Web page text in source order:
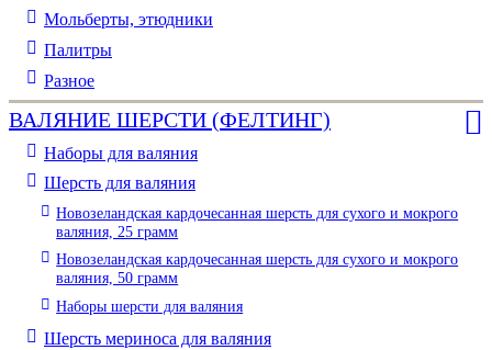
Мольберты, этюдники
Палитры
Разное
ВАЛЯНИЕ ШЕРСТИ (ФЕЛТИНГ)
Наборы для валяния
Шерсть для валяния
Новозеландская кардочесанная шерсть для сухого и мокрого
валяния, 25 грамм
Новозеландская кардочесанная шерсть для сухого и мокрого
валяния, 50 грамм
Наборы шерсти для валяния
Шерсть мериноса для валяния